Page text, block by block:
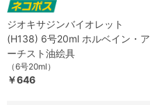
ジオキサジンバイオレット
(H138) 6号20ml ホルベイン・ア
ーチスト油絵具
（6号20ml）
￥646